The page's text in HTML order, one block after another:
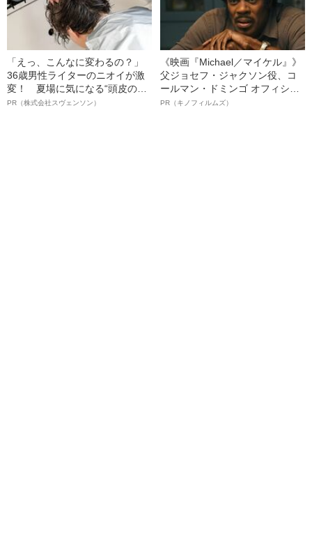
「えっ、こんなに変わるの？」
36歳男性ライターのニオイが激
変！ 夏場に気になる“頭皮のニ
オイ”や“ベタつき”を解消す
PR（株式会社スヴェンソン）
《映画『Michael／マイケル』》
父ジョセフ・ジャクソン役、コ
ールマン・ドミンゴ オフィシャ
ルインタビュー“観客を魅了した
PR（キノフィルムズ）